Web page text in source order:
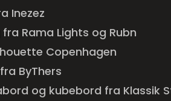
Inezez
Rama Lights og Rubn
Copenhagen
ByThers
og kubebord fra Klassik